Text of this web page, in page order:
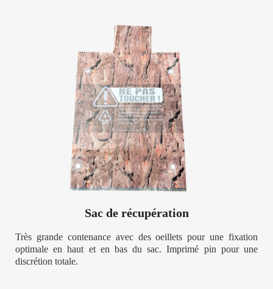
Sac de récupération
Très grande contenance avec des oeillets pour une fixation
optimale en haut et en bas du sac. Imprimé pin pour une
discrétion totale.